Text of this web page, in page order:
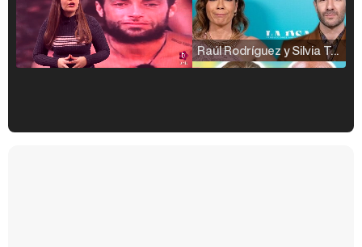
Raúl Rodríguez y Silvia Taulés nos cuentan su papel en 'La familia de la tele'